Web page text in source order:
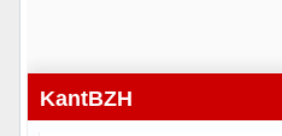
KantBZH